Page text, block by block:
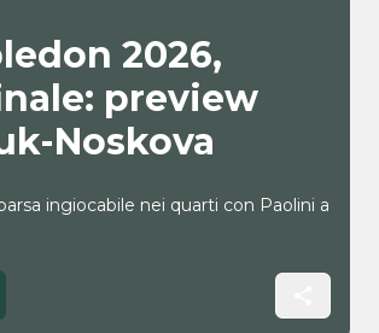
2026,
preview
Noskova
ingiocabile nei quarti con Paolini a